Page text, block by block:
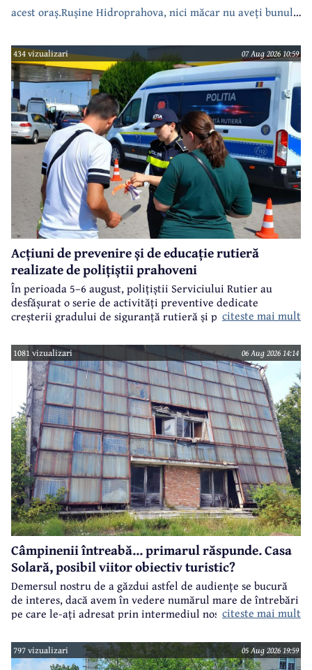
acest oraș.Rușine Hidroprahova, nici măcar nu aveți bunul
434 vizualizari 07 Aug 2026 10:59
Acțiuni de prevenire și de educație rutieră
realizate de polițiștii prahoveni
În perioada 5–6 august, polițiștii Serviciului Rutier au
desfășurat o serie de activități preventive dedicate
creșterii gradului de siguranță rutieră și promovării unui
estival.
citeste mai mult
1081 vizualizari 06 Aug 2026 14:14
Câmpinenii întreabă... primarul răspunde. Casa
Solară, posibil viitor obiectiv turistic?
Demersul nostru de a găzdui astfel de audiențe se bucură
de interes, dacă avem în vedere numărul mare de întrebări
pe care le-ați adresat prin intermediul nostru primarului
citeste mai mult
797 vizualizari 05 Aug 2026 19:59